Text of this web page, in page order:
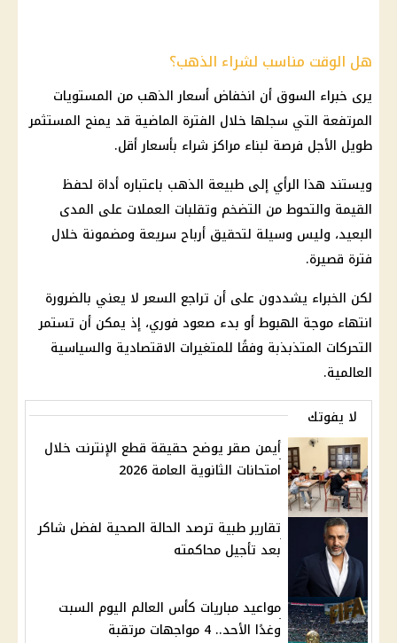
هل الوقت مناسب لشراء الذهب؟
يرى خبراء السوق أن انخفاض أسعار الذهب من المستويات
المرتفعة التي سجلها خلال الفترة الماضية قد يمنح المستثمر
طويل الأجل فرصة لبناء مراكز شراء بأسعار أقل.
ويستند هذا الرأي إلى طبيعة الذهب باعتباره أداة لحفظ
القيمة والتحوط من التضخم وتقلبات العملات على المدى
البعيد، وليس وسيلة لتحقيق أرباح سريعة ومضمونة خلال
فترة قصيرة.
لكن الخبراء يشددون على أن تراجع السعر لا يعني بالضرورة
انتهاء موجة الهبوط أو بدء صعود فوري، إذ يمكن أن تستمر
التحركات المتذبذبة وفقًا للمتغيرات الاقتصادية والسياسية
العالمية.
لا يفوتك
أيمن صقر يوضح حقيقة قطع الإنترنت خلال
امتحانات الثانوية العامة 2026
تقارير طبية ترصد الحالة الصحية لفضل شاكر
بعد تأجيل محاكمته
مواعيد مباريات كأس العالم اليوم السبت
وغدًا الأحد.. 4 مواجهات مرتقبة